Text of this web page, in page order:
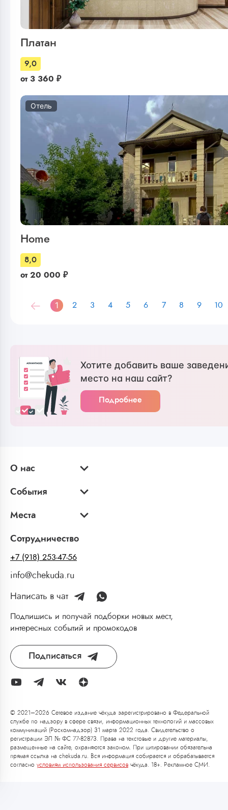
Платан
9,0
от 3 360 ₽
Отель
Home
8,0
от 20 000 ₽
1 2 3 4 5 6 7 8 9 10
Хотите добавить ваше
место на наш сайт?
Подробнее
О нас
События
Места
Сотрудничество
+7 (918) 253-47-56
info@chekuda.ru
Написать в чат
Подпишись и получай подборки новых мест,
интересных событий и промокодов
Подписаться
© 2021–2026 Сетевое издание чёкуда зарегистрировано в Федеральной
службе по надзору в сфере связи, информационных технологий и массовых
коммуникаций (Роскомнадзор) 31 марта 2022 года. Свидетельство о
регистрации ЭЛ № ФС 77-82873. Права на текстовые и другие материалы,
размещенные на сайте, охраняются законом. При цитировании обязательна
прямая ссылка на chekuda.ru. Вся информация собирается и обрабатывается
согласно условиям использования сервисов чёкуда. 18+. Рекламное СМИ.